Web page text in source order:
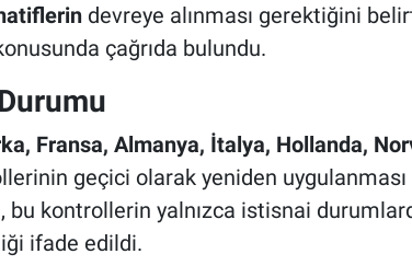
devreye alınması gerektiğini
çağrıda bulundu.
Fransa, Almanya, İtalya, Hollanda,
geçici olarak yeniden
bu kontrollerin yalnızca istisnai
ifade edildi.